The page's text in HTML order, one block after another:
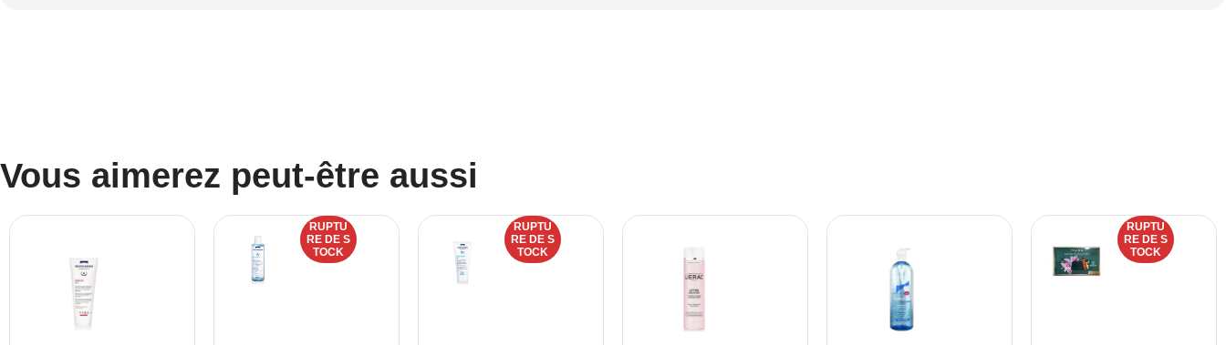
Vous aimerez peut-être aussi
RUPTU
RE DE S
TOCK
RUPTU
RE DE S
TOCK
RUPTU
RE DE S
TOCK